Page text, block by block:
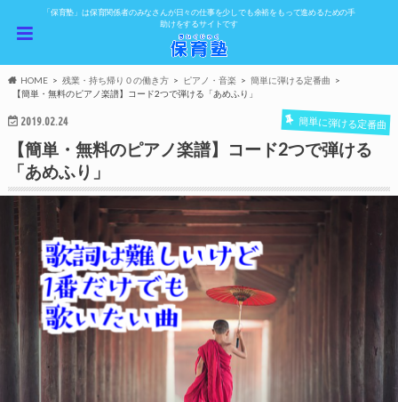
「保育塾」は保育関係者のみなさんが日々の仕事を少しでも余裕をもって進めるための手
助けをするサイトです
HOME 残業・持ち帰り０の働き方 ピアノ・音楽
簡単に弾ける定番曲
【簡単・無料のピアノ楽譜】コード2つで弾ける「あめふり」
2019.02.24 簡単に弾ける定番曲
【簡単・無料のピアノ楽譜】コード2つで弾ける
「あめふり」